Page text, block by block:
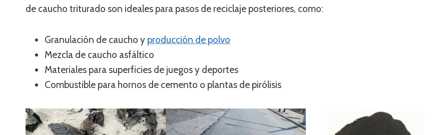
de caucho triturado son ideales para pasos de reciclaje posteriores, como:
Granulación de caucho y producción de polvo
Mezcla de caucho asfáltico
Materiales para superficies de juegos y deportes
Combustible para hornos de cemento o plantas de pirólisis